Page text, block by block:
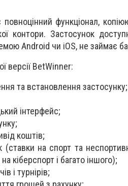
функціонал,
контори. Застосунок
Android чи iOS, не займає
версії BetWinner:
та встановлення застосунку;
інтерфейс;
коштів;
на спорт та
кіберспорт і багато іншого);
і турнірів;